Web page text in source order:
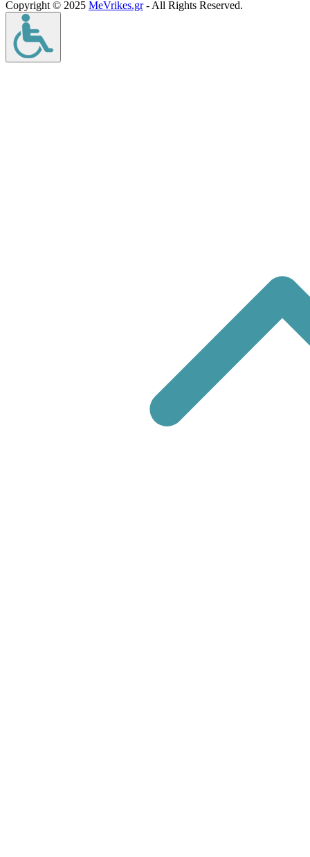
Copyright © 2025 MeVrikes.gr- All Rights Reserved.